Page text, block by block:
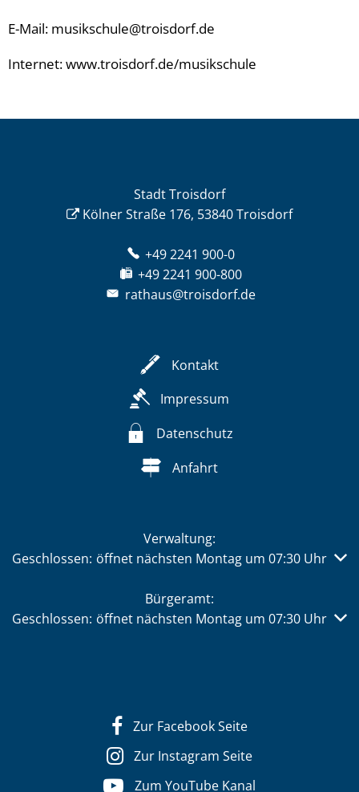
E-Mail: musikschule@troisdorf.de
Internet: www.troisdorf.de/musikschule
Stadt Troisdorf
Kölner Straße 176, 53840 Troisdorf
+49 2241 900-0
+49 2241 900-800
rathaus@troisdorf.de
Kontakt
Impressum
Datenschutz
Anfahrt
Verwaltung:
Klicken, um weitere Öffnungs- oder Schließzeiten
Geschlossen: öffnet nächsten Montag um 07:30 Uhr
Bürgeramt:
Klicken, um weitere Öffnungs- oder Schließzeiten
Geschlossen: öffnet nächsten Montag um 07:30 Uhr
Zur Facebook Seite
Zur Instagram Seite
Zum YouTube Kanal